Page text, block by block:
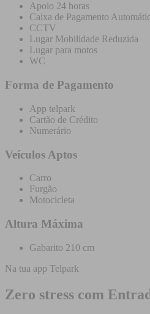
Apoio 24 horas
Caixa de Pagamento
CCTV
Lugar Mobilidade Reduzida
Lugar para motos
WC
Forma de Pagamento
App telpark
Cartão de Crédito
Numerário
Veículos Aptos
Carro
Furgão
Motocicleta
Altura Máxima
Gabarito 210 cm
Na tua app Telpark
Zero stress com